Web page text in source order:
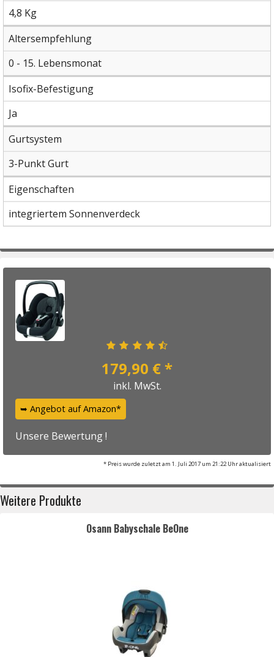
4,8 Kg
Altersempfehlung
0 - 15. Lebensmonat
Isofix-Befestigung
Ja
Gurtsystem
3-Punkt Gurt
Eigenschaften
integriertem Sonnenverdeck
179,90 € *
inkl. MwSt.
➥ Angebot auf Amazon*
Unsere Bewertung !
* Preis wurde zuletzt am 1. Juli 2017 um 21:22 Uhr aktualisiert
Weitere Produkte
Osann Babyschale BeOne